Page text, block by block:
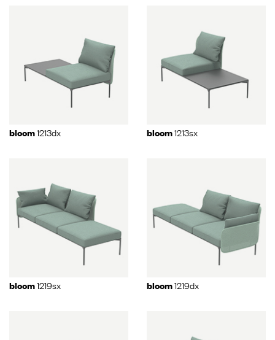
bloom1213dx bloom1213sx
bloom1219sx bloom1219dx